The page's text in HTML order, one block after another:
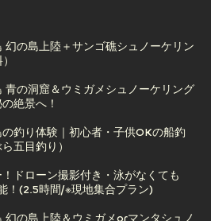
幻の島上陸＋サンゴ礁シュノーケリン
幻の島上陸＋サンゴ礁シュノーケリン
）
青の洞窟＆ウミガメシュノーケリング
絶景へ！
の洞窟＆ウミガメシュノーケリング
の釣り体験｜初心者・子供OKの船釣
五目釣り）
釣り体験｜初心者・子供OKの船釣
ドローン撮影付き・泳がなくても
！(2.5時間/※現地集合プラン)
幻の島上陸＆ウミガメorマンタシュノ